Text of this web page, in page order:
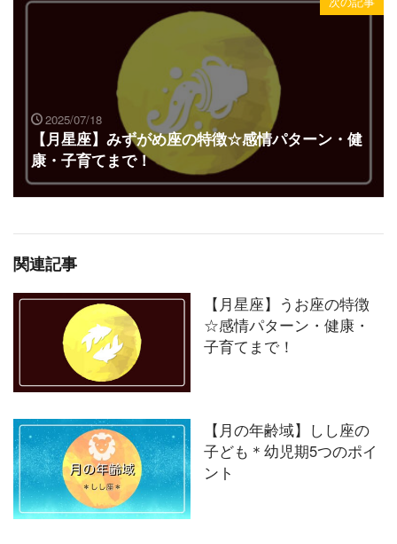
2025/07/18
【月星座】みずがめ座の特徴☆感情パターン・健
康・子育てまで！
関連記事
【月星座】うお座の特徴
☆感情パターン・健康・
子育てまで！
【月の年齢域】しし座の
子ども＊幼児期5つのポイ
ント